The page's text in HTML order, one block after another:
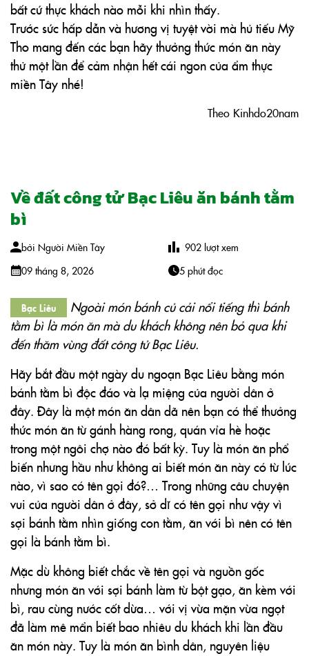
bất cứ thực khách nào mỗi khi nhìn thấy.
Trước sức hấp dẫn và hương vị tuyệt vời mà hủ tiếu Mỹ
Tho mang đến các bạn hãy thưởng thức món ăn này
thử một lần để cảm nhận hết cái ngon của ẩm thực
miền Tây nhé!
Theo Kinhdo20nam
Về đất công tử Bạc Liêu ăn bánh tằm
bì
bởi Người Miền Tây
09 tháng 8, 2026
902 lượt xem
5 phút đọc
Bạc Liêu
Ngoài món bánh củ cải nổi tiếng thì bánh
tằm bì là món ăn mà du khách không nên bỏ qua khi
đến thăm vùng đất công tử Bạc Liêu.
Hãy bắt đầu một ngày du ngoạn Bạc Liêu bằng món
bánh tằm bì độc đáo và lạ miệng của người dân ở
đây. Đây là một món ăn dân dã nên bạn có thể thưởng
thức món ăn từ gánh hàng rong, quán vỉa hè hoặc
trong một ngôi chợ nào đó bất kỳ. Tuy là món ăn phổ
biến nhưng hầu như không ai biết món ăn này có từ lúc
nào, vì sao có tên gọi đó?… Trong những câu chuyện
vui của người dân ở đây, sở dĩ có tên gọi như vậy vì
sợi bánh tằm nhìn giống con tằm, ăn với bì nên có tên
gọi là bánh tằm bì.
Mặc dù không biết chắc về tên gọi và nguồn gốc
nhưng món ăn với sợi bánh làm từ bột gạo, ăn kèm với
bì, rau cùng nước cốt dừa… với vị vừa mặn vừa ngọt
đã làm mê mẩn biết bao nhiêu du khách khi lần đầu
ăn món này. Tuy là món ăn bình dân, nguyên liệu